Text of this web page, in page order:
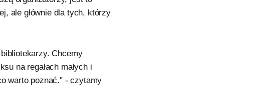
ale głównie dla tych, którzy
Chcemy
na regałach małych i
warto poznać." - czytamy